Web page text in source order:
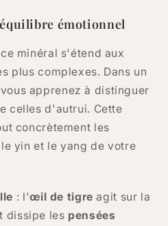
émotionnel
minéral s'étend aux
plus complexes. Dans un
apprenez à distinguer
celles d'autrui. Cette
concrètement les
yin et le yang de votre
: l'œil de tigre agit sur la
dissipe les pensées